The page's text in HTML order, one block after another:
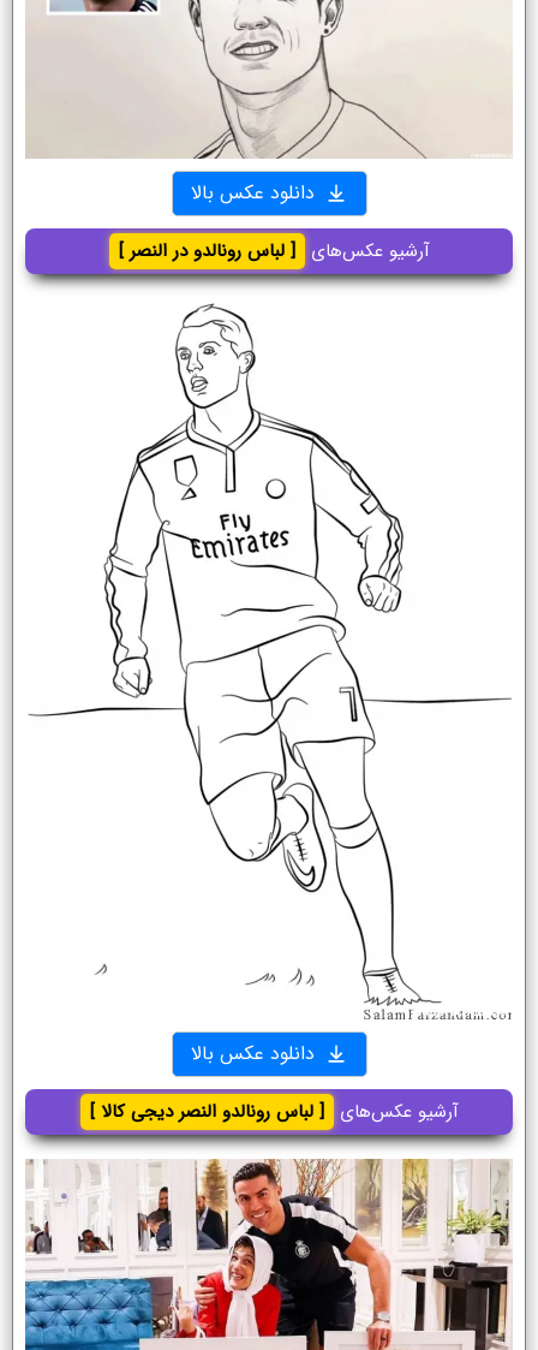
دانلود عکس بالا
آرشیو عکس‌های [ لباس رونالدو در النصر ]
دانلود عکس بالا
آرشیو عکس‌های [ لباس رونالدو النصر دیجی کالا ]